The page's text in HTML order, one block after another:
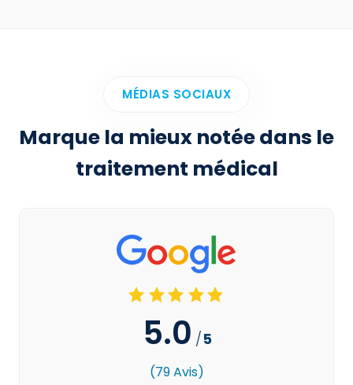
MÉDIAS SOCIAUX
Marque la mieux notée dans le
traitement médical
5.0 /5
(79 Avis)